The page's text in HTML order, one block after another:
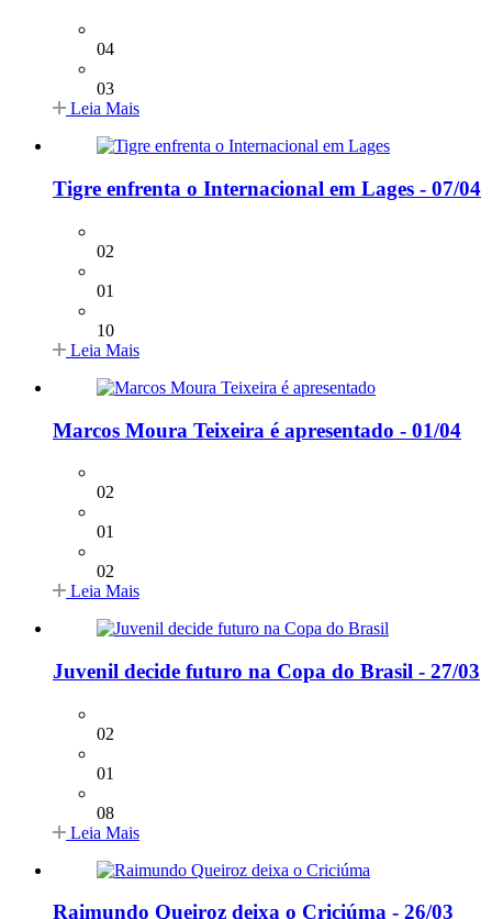
04
03
Leia Mais
Tigre enfrenta o Internacional em Lages - 07/04
02
01
10
Leia Mais
Marcos Moura Teixeira é apresentado - 01/04
02
01
02
Leia Mais
Juvenil decide futuro na Copa do Brasil - 27/03
02
01
08
Leia Mais
Raimundo Queiroz deixa o Criciúma - 26/03